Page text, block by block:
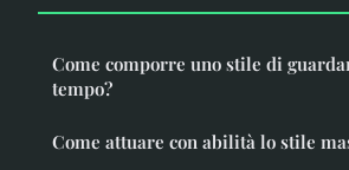
Come comporre uno stile di
tempo?
Come attuare con abilità lo stile